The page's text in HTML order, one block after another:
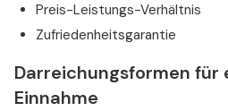
Preis-Leistungs-Verhältnis
Zufriedenheitsgarantie
Darreichungsformen für
Einnahme